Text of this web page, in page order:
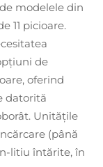
modelele din
11 picioare.
de
oferind
datorită
Unitățile
(până
litiu întărite, în